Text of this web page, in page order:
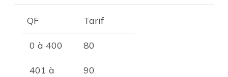
QF Tarif
0 à 400 80
401 à
90